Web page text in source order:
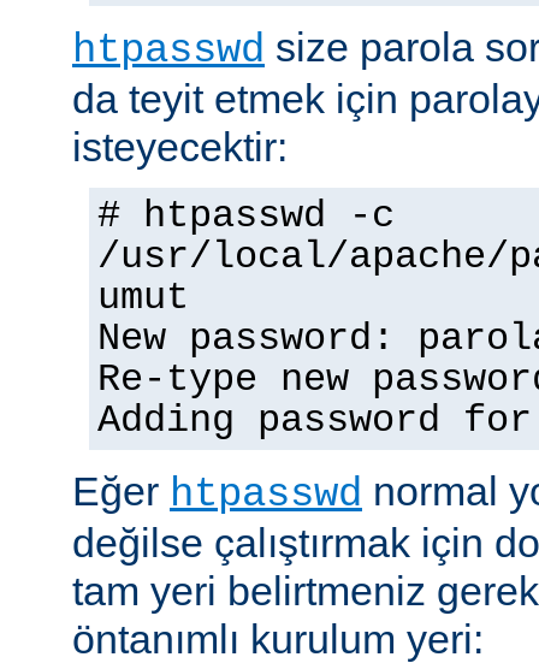
htpasswd size parola
da teyit etmek için
isteyecektir:
# htpasswd -c
/usr/local/apache/
umut
New password:
Re-type new
Adding password
Eğer htpasswd normal
değilse çalıştırmak için
tam yeri belirtmeniz
öntanımlı kurulum yeri: